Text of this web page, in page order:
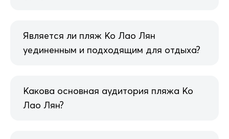
Является ли пляж Ко Лао Лян
уединенным и подходящим для отдыха?
Какова основная аудитория пляжа Ко
Лао Лян?